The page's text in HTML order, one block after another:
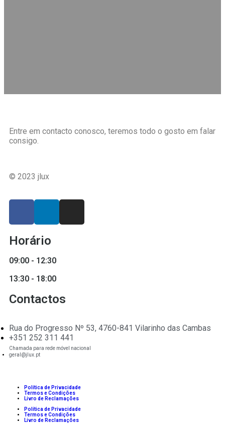
Entre em contacto conosco, teremos todo o gosto em falar
consigo.
© 2023 jlux
Horário
09:00 - 12:30
13:30 - 18:00
Contactos
Rua do Progresso Nº 53, 4760-841 Vilarinho das Cambas
+351 252 311 441
Chamada para rede móvel nacional
geral@jlux.pt
Política de Privacidade
Termos e Condições
Livro de Reclamações
Política de Privacidade
Termos e Condições
Livro de Reclamações